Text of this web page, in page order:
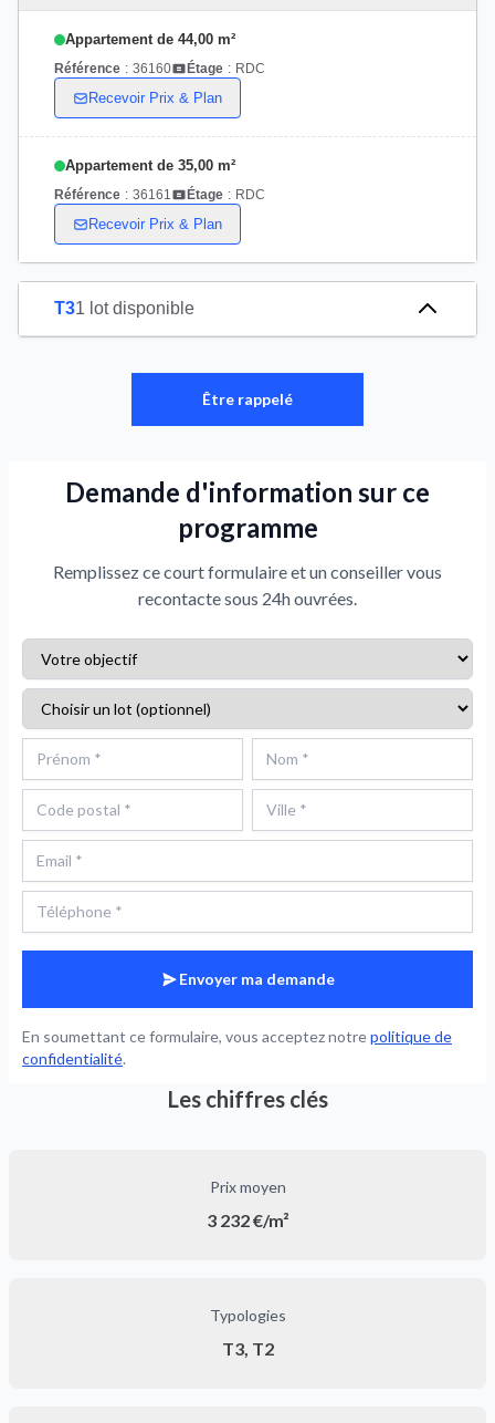
Appartement de 44,00 m²
Référence : 36160 Étage : RDC
Recevoir Prix & Plan
Appartement de 35,00 m²
Référence : 36161 Étage : RDC
Recevoir Prix & Plan
T31 lot disponible
Être rappelé
Demande d'information sur ce
programme
Remplissez ce court formulaire et un conseiller vous
recontacte sous 24h ouvrées.
Envoyer ma demande
En soumettant ce formulaire, vous acceptez notrepolitique de
confidentialité.
Les chiffres clés
Prix moyen
3 232 €/m²
Typologies
T3, T2